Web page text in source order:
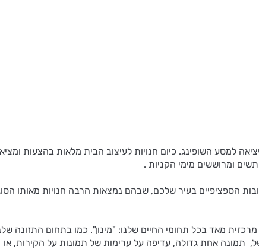
למסע השופינג. כיום חנויות לעיצוב הבית מלאות בהצעות
ומרוששים מימי הקניות .
הספציפיים בעיר שלכם, שבהם נמצאות הרבה חנויות מאותו
מאד בכל תחומי החיים שלנו: "מינון". כמו בתחום התזונה
תמונה אחת גדולה, עדיפה על ערימות של תמונות על הקירות,